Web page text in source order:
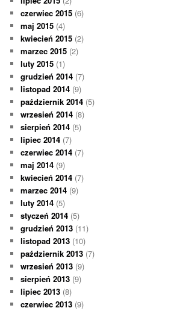
czerwiec 2015 (6)
maj 2015 (4)
kwiecień 2015 (2)
marzec 2015 (2)
luty 2015 (1)
grudzień 2014 (7)
listopad 2014 (9)
październik 2014 (5)
wrzesień 2014 (8)
sierpień 2014 (5)
lipiec 2014 (7)
czerwiec 2014 (7)
maj 2014 (9)
kwiecień 2014 (7)
marzec 2014 (9)
luty 2014 (5)
styczeń 2014 (5)
grudzień 2013 (11)
listopad 2013 (10)
październik 2013 (7)
wrzesień 2013 (9)
sierpień 2013 (9)
lipiec 2013 (8)
czerwiec 2013 (9)